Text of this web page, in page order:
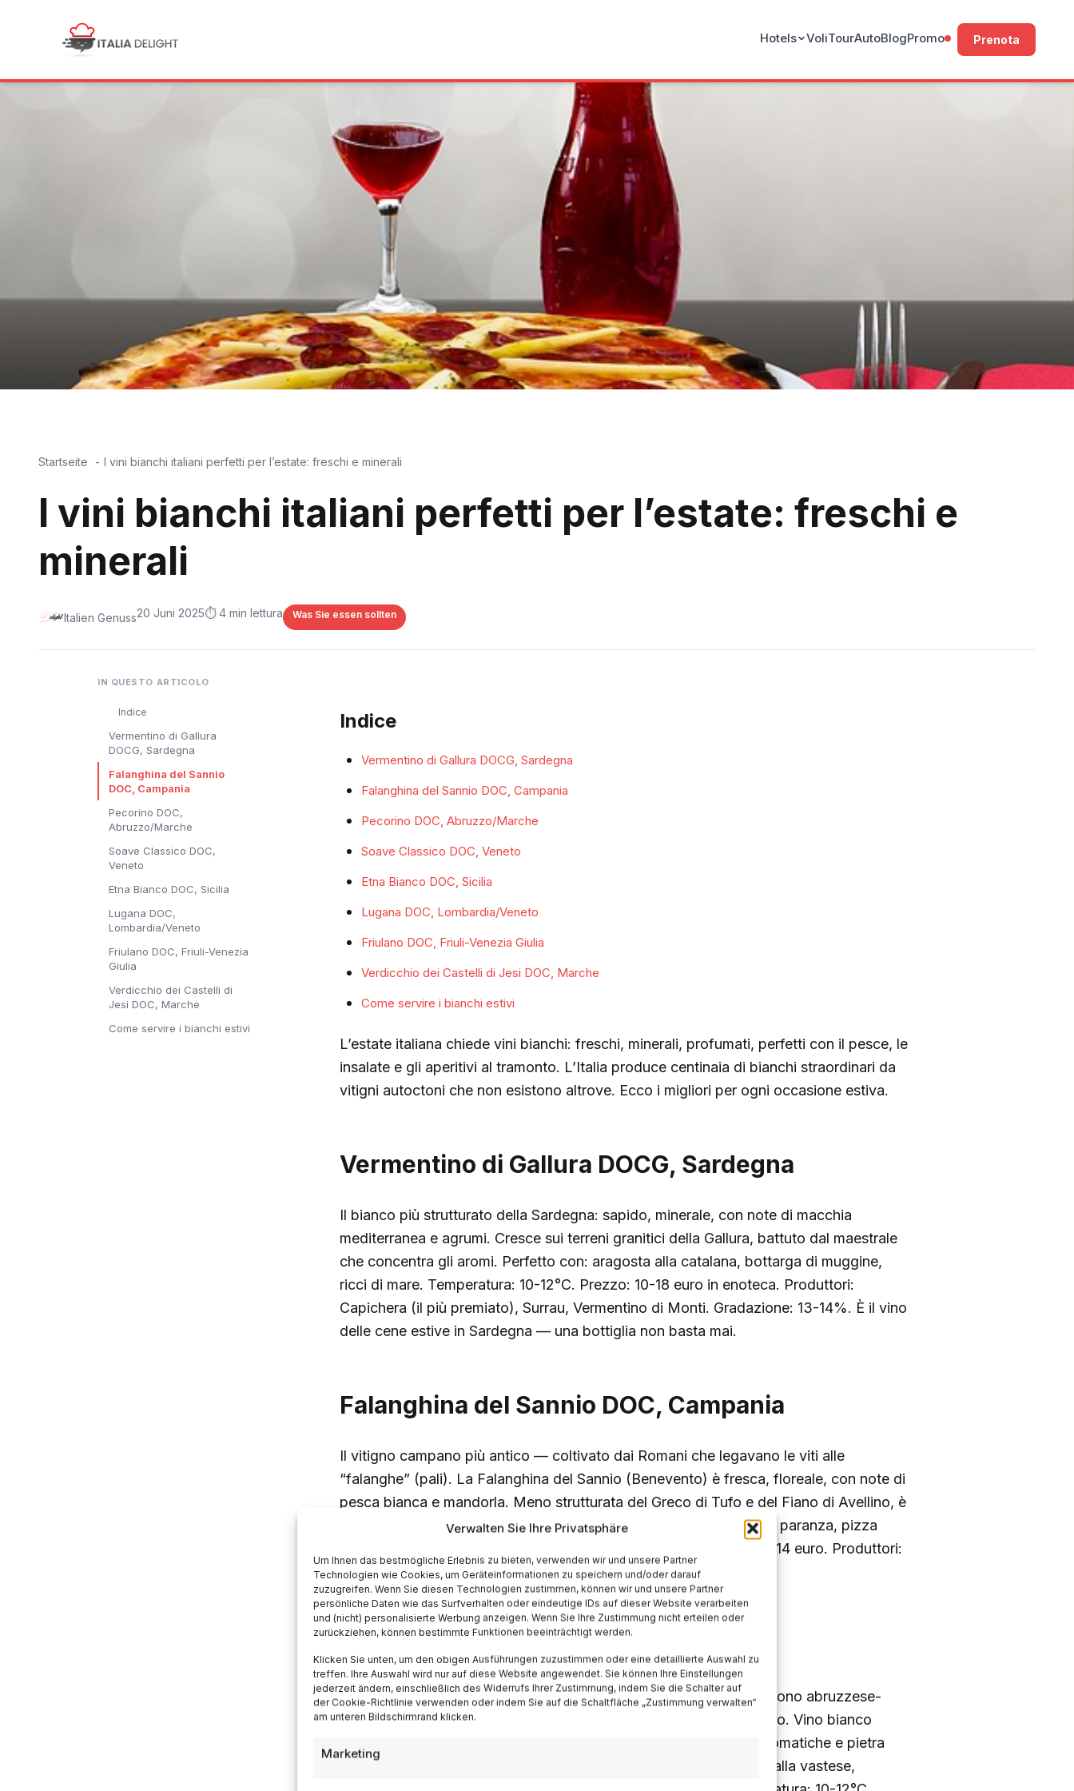
Verwalten Sie Ihre Privatsphäre
Um Ihnen das bestmögliche Erlebnis zu bieten, verwenden wir und unsere Partner
Technologien wie Cookies, um Geräteinformationen zu speichern und/oder darauf
zuzugreifen. Wenn Sie diesen Technologien zustimmen, können wir und unsere Partner
persönliche Daten wie das Surfverhalten oder eindeutige IDs auf dieser Website verarbeiten
und (nicht) personalisierte Werbung anzeigen. Wenn Sie Ihre Zustimmung nicht erteilen oder
zurückziehen, können bestimmte Funktionen beeinträchtigt werden.
Klicken Sie unten, um den obigen Ausführungen zuzustimmen oder eine detaillierte Auswahl zu
treffen. Ihre Auswahl wird nur auf diese Website angewendet. Sie können Ihre Einstellungen
jederzeit ändern, einschließlich des Widerrufs Ihrer Zustimmung, indem Sie die Schalter auf
der Cookie-Richtlinie verwenden oder indem Sie auf die Schaltfläche „Zustimmung verwalten“
am unteren Bildschirmrand klicken.
Marketing
Hotels VoliTourAutoBlogPromo Prenota
Startseite I vini bianchi italiani perfetti per l’estate: freschi e minerali
I vini bianchi italiani perfetti per l’estate: freschi e
minerali
Italien Genuss20 Juni 2025⏱️ 4 min lettura Was Sie essen sollten
IN QUESTO ARTICOLO
Indice
Vermentino di Gallura
DOCG, Sardegna
Falanghina del Sannio
DOC, Campania
Pecorino DOC,
Abruzzo/Marche
Soave Classico DOC,
Veneto
Etna Bianco DOC, Sicilia
Lugana DOC,
Lombardia/Veneto
Friulano DOC, Friuli-Venezia
Giulia
Verdicchio dei Castelli di
Jesi DOC, Marche
Come servire i bianchi estivi
Indice
Vermentino di Gallura DOCG, Sardegna
Falanghina del Sannio DOC, Campania
Pecorino DOC, Abruzzo/Marche
Soave Classico DOC, Veneto
Etna Bianco DOC, Sicilia
Lugana DOC, Lombardia/Veneto
Friulano DOC, Friuli-Venezia Giulia
Verdicchio dei Castelli di Jesi DOC, Marche
Come servire i bianchi estivi
L’estate italiana chiede vini bianchi: freschi, minerali, profumati, perfetti con il pesce, le
insalate e gli aperitivi al tramonto. L’Italia produce centinaia di bianchi straordinari da
vitigni autoctoni che non esistono altrove. Ecco i migliori per ogni occasione estiva.
Vermentino di Gallura DOCG, Sardegna
Il bianco più strutturato della Sardegna: sapido, minerale, con note di macchia
mediterranea e agrumi. Cresce sui terreni granitici della Gallura, battuto dal maestrale
che concentra gli aromi. Perfetto con: aragosta alla catalana, bottarga di muggine,
ricci di mare. Temperatura: 10-12°C. Prezzo: 10-18 euro in enoteca. Produttori:
Capichera (il più premiato), Surrau, Vermentino di Monti. Gradazione: 13-14%. È il vino
delle cene estive in Sardegna — una bottiglia non basta mai.
Falanghina del Sannio DOC, Campania
Il vitigno campano più antico — coltivato dai Romani che legavano le viti alle
“falanghe” (pali). La Falanghina del Sannio (Benevento) è fresca, floreale, con note di
pesca bianca e mandorla. Meno strutturata del Greco di Tufo e del Fiano di Avellino, è
il bianco dell’aperitivo e delle serate estive. Perfetto con: frittura di paranza, pizza
margherita, mozzarella di bufala. Temperatura: 8-10°C. Prezzo: 8-14 euro. Produttori:
Mustilli, Fontanavecchia, Terre Stregate. Gradazione: 12-13%.
Pecorino DOC, Abruzzo/Marche
Nessuna relazione con il formaggio: il Pecorino è un vitigno autoctono abruzzese-
marchigiano riscoperto negli anni ’80 dopo essere quasi scomparso. Vino bianco
potente, strutturato, con acidità vibrante e note di agrumi, erbe aromatiche e pietra
focaia. Può invecchiare 3-5 anni. Perfetto con: brodetto di pesce alla vastese,